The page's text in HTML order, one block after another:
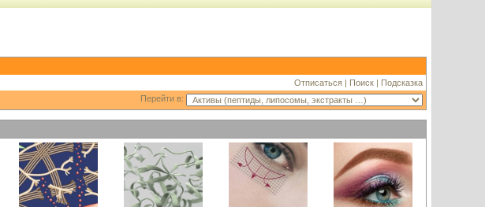
Отписаться| Поиск| Подсказка
Перейти в: